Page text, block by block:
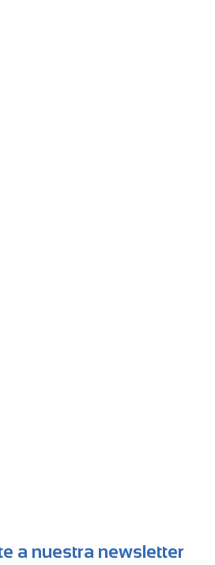
a nuestra newsletter